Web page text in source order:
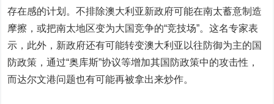
存在感的计划。不排除澳大利亚新政府可能在南太蓄意制造
摩擦，或把南太地区变为大国竞争的“竞技场”。这名专家表
示，此外，新政府还有可能转变澳大利亚以往防御为主的国
防政策，通过“奥库斯”协议等增加其国防政策中的攻击性，
而达尔文港问题也有可能再被拿出来炒作。